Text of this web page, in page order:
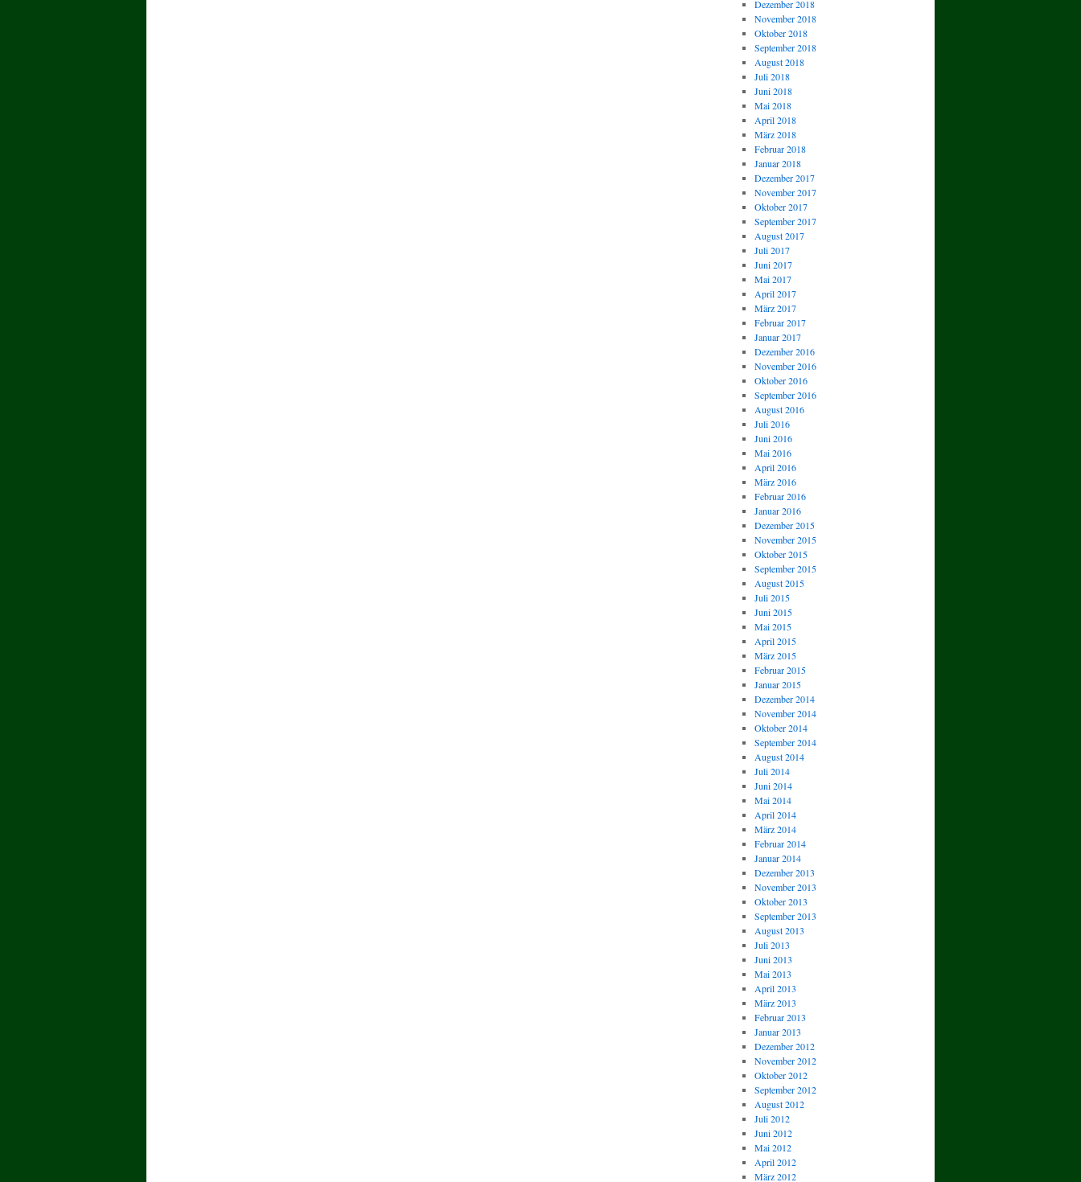
Dezember 2018
November 2018
Oktober 2018
September 2018
August 2018
Juli 2018
Juni 2018
Mai 2018
April 2018
März 2018
Februar 2018
Januar 2018
Dezember 2017
November 2017
Oktober 2017
September 2017
August 2017
Juli 2017
Juni 2017
Mai 2017
April 2017
März 2017
Februar 2017
Januar 2017
Dezember 2016
November 2016
Oktober 2016
September 2016
August 2016
Juli 2016
Juni 2016
Mai 2016
April 2016
März 2016
Februar 2016
Januar 2016
Dezember 2015
November 2015
Oktober 2015
September 2015
August 2015
Juli 2015
Juni 2015
Mai 2015
April 2015
März 2015
Februar 2015
Januar 2015
Dezember 2014
November 2014
Oktober 2014
September 2014
August 2014
Juli 2014
Juni 2014
Mai 2014
April 2014
März 2014
Februar 2014
Januar 2014
Dezember 2013
November 2013
Oktober 2013
September 2013
August 2013
Juli 2013
Juni 2013
Mai 2013
April 2013
März 2013
Februar 2013
Januar 2013
Dezember 2012
November 2012
Oktober 2012
September 2012
August 2012
Juli 2012
Juni 2012
Mai 2012
April 2012
März 2012